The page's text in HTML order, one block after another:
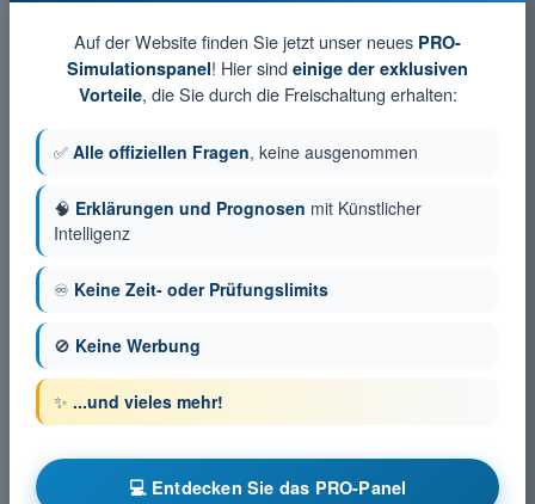
Auf der Website finden Sie jetzt unser neues PRO-
Simulationspanel! Hier sind einige der exklusiven
Vorteile, die Sie durch die Freischaltung erhalten:
✅ Alle offiziellen Fragen, keine ausgenommen
🧠 Erklärungen und Prognosen mit Künstlicher
Intelligenz
♾️ Keine Zeit- oder Prüfungslimits
🚫 Keine Werbung
✨ ...und vieles mehr!
💻 Entdecken Sie das PRO-Panel